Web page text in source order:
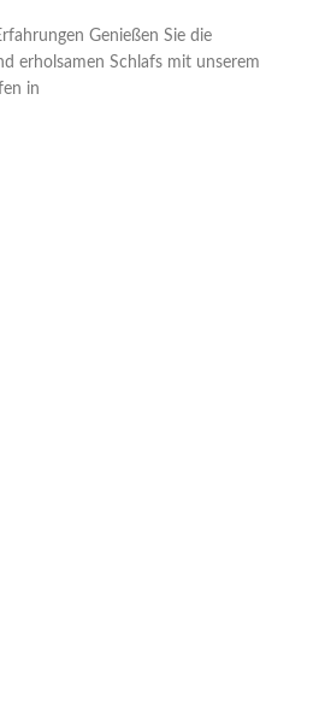
Genießen Sie die
erholsamen Schlafs mit unserem
in